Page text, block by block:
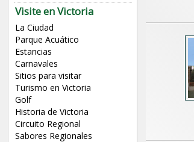
Visite en Victoria
La Ciudad
Parque Acuático
Estancias
Carnavales
Sitios para visitar
Turismo en Victoria
Golf
Historia de Victoria
Circuito Regional
Sabores Regionales